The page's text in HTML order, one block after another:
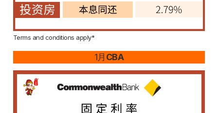
Terms and conditions apply*
1月 CBA